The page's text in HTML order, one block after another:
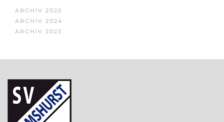
ARCHIV 2025
ARCHIV 2024
ARCHIV 2023